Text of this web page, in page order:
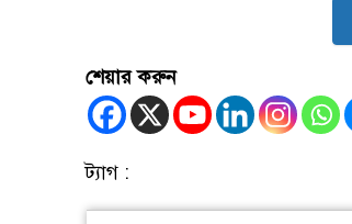
শেয়ার করুন
ট্যাগ :